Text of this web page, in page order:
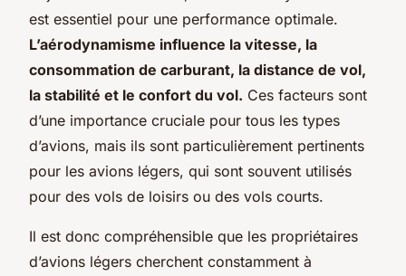
est essentiel pour une performance optimale.
L’aérodynamisme influence la vitesse, la
consommation de carburant, la distance de vol,
la stabilité et le confort du vol. Ces facteurs sont
d’une importance cruciale pour tous les types
d’avions, mais ils sont particulièrement pertinents
pour les avions légers, qui sont souvent utilisés
pour des vols de loisirs ou des vols courts.
Il est donc compréhensible que les propriétaires
d’avions légers cherchent constamment à